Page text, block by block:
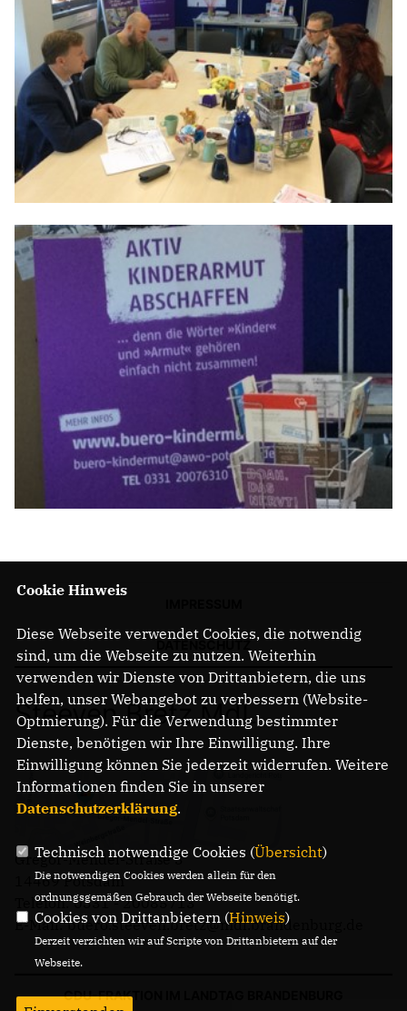
Steeven Bretz MdL
Gregor-Mendel-Straße 3
14469 Potsdam
Telefon: 0331 - 20085713
E-Mail: buero.steeven.bretz@mdl.brandenburg.de
CDU-FRAKTION IM LANDTAG BRANDENBURG
Cookie Hinweis
Diese Webseite verwendet Cookies, die notwendig
sind, um die Webseite zu nutzen. Weiterhin
verwenden wir Dienste von Drittanbietern, die uns
helfen, unser Webangebot zu verbessern (Website-
Optmierung). Für die Verwendung bestimmter
Dienste, benötigen wir Ihre Einwilligung. Ihre
Einwilligung können Sie jederzeit widerrufen. Weitere
Informationen finden Sie in unserer
Datenschutzerklärung.
Technisch notwendige Cookies (Übersicht)
Die notwendigen Cookies werden allein für den
ordnungsgemäßen Gebrauch der Webseite benötigt.
Cookies von Drittanbietern (Hinweis)
Derzeit verzichten wir auf Scripte von Drittanbietern auf der
Webseite.